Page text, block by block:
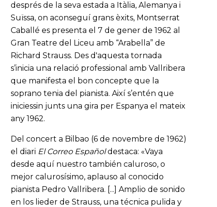
després de la seva estada a Itàlia, Alemanya i
Suïssa, on aconseguí grans èxits, Montserrat
Caballé es presenta el 7 de gener de 1962 al
Gran Teatre del Liceu amb “Arabella” de
Richard Strauss. Des d'aquesta tornada
s’inicia una relació professional amb Vallribera
que manifesta el bon concepte que la
soprano tenia del pianista. Així s’entén que
iniciessin junts una gira per Espanya el mateix
any 1962.
Del concert a Bilbao (6 de novembre de 1962)
el diari El Correo Españoldestaca: «Vaya
desde aquí nuestro también caluroso, o
mejor calurosísimo, aplauso al conocido
pianista Pedro Vallribera. [...] Amplio de sonido
en los lieder de Strauss, una técnica pulida y